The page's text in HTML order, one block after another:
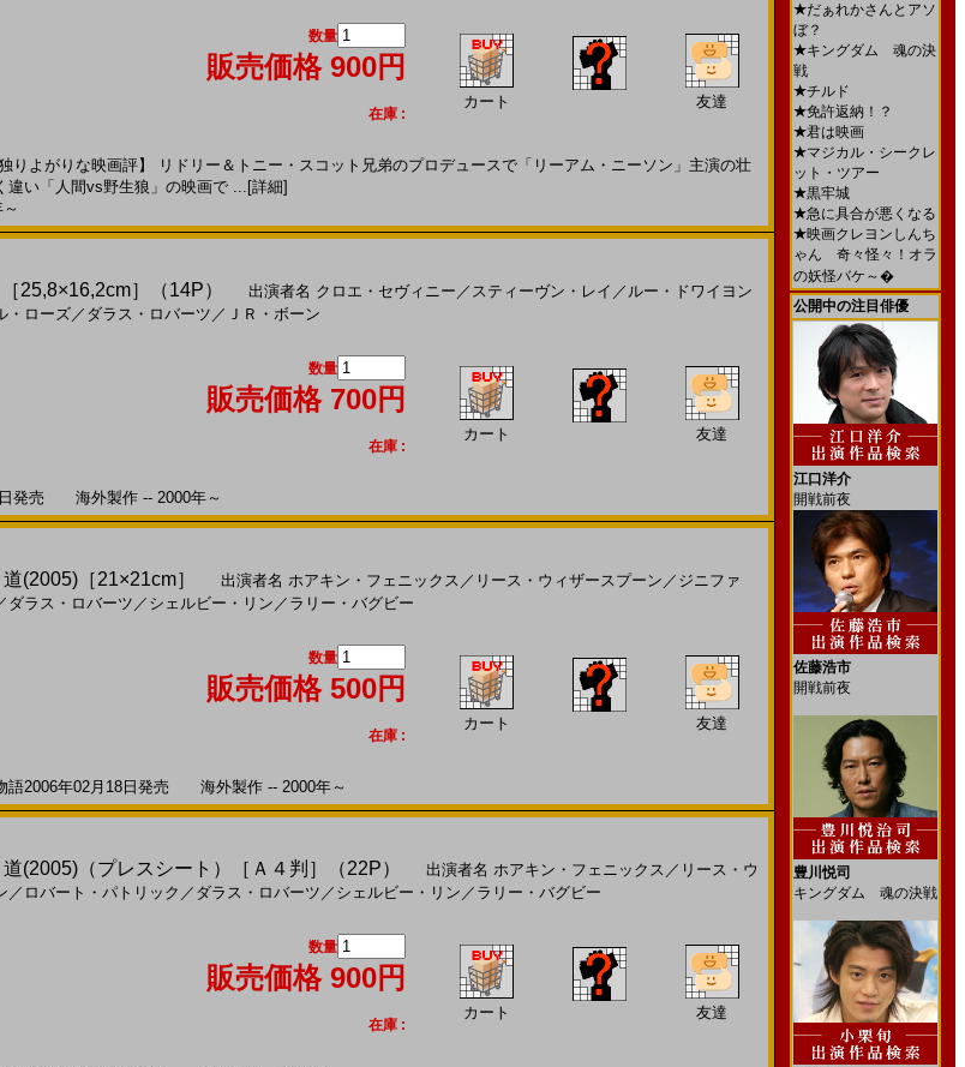
数量
販売価格 900円
在庫 :
カート 友達
よがりな映画評】 リドリー＆トニー・スコット兄弟のプロデュースで「リーアム・ニーソン」主演の壮
違い「人間vs野生狼」の映画で ... [詳細]
25,8×16,2cm］（14P） 出演者名 クロエ・セヴィニー ／ スティーヴン・レイ ／ ルー・ドワイヨン
・ローズ／ ダラス・ロバーツ ／ ＪＲ・ボーン
数量
販売価格 700円
在庫 :
カート 友達
日発売 海外製作 -- 2000年～
(2005)［21×21cm］ 出演者名 ホアキン・フェニックス ／ リース・ウィザースプーン ／ ジニファ
ダラス・ロバーツ ／ シェルビー・リン ／ ラリー・バグビー
数量
販売価格 500円
在庫 :
カート 友達
語2006年02月18日発売 海外製作 -- 2000年～
(2005)（プレスシート）［Ａ４判］（22P） 出演者名 ホアキン・フェニックス ／ リース・ウ
／ ロバート・パトリック ／ ダラス・ロバーツ ／ シェルビー・リン ／ ラリー・バグビー
数量
販売価格 900円
在庫 :
カート 友達
★だぁれかさんとアソ
ぼ？
★キングダム 魂の決
戦
★チルド
★免許返納！？
★君は映画
★マジカル・シークレ
ット・ツアー
★黒牢城
★急に具合が悪くなる
★映画クレヨンしんち
ゃん 奇々怪々！オラ
の妖怪バケ～�
公開中の注目俳優
江口洋介
開戦前夜
佐藤浩市
開戦前夜
豊川悦司
キングダム 魂の決戦